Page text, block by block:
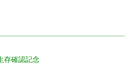
存確認記念